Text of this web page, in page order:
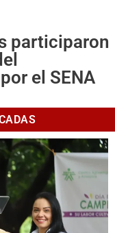
participaron
el SENA